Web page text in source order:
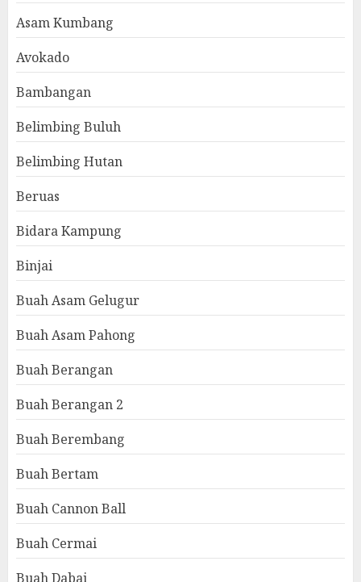
Asam Kumbang
Avokado
Bambangan
Belimbing Buluh
Belimbing Hutan
Beruas
Bidara Kampung
Binjai
Buah Asam Gelugur
Buah Asam Pahong
Buah Berangan
Buah Berangan 2
Buah Berembang
Buah Bertam
Buah Cannon Ball
Buah Cermai
Buah Dabai